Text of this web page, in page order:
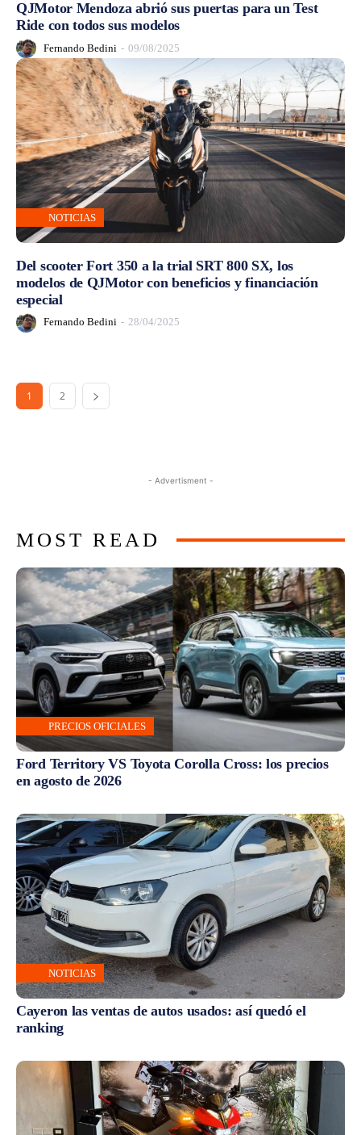
QJMotor Mendoza abrió sus puertas para un Test
Ride con todos sus modelos
Fernando Bedini - 09/08/2025
NOTICIAS
Del scooter Fort 350 a la trial SRT 800 SX, los
modelos de QJMotor con beneficios y financiación
especial
Fernando Bedini - 28/04/2025
1 2
- Advertisment -
MOST READ
PRECIOS OFICIALES
Ford Territory VS Toyota Corolla Cross: los precios
en agosto de 2026
NOTICIAS
Cayeron las ventas de autos usados: así quedó el
ranking